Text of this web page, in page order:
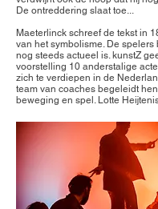
De ontreddering slaat toe...
Maeterlinck schreef de tekst in
van het symbolisme. De spelers
nog steeds actueel is. kunstZ
voorstelling 10 anderstalige
zich te verdiepen in de
team van coaches begeleidt
beweging en spel. Lotte